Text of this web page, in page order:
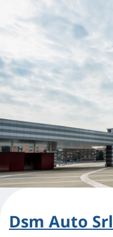
Dsm Auto Srl